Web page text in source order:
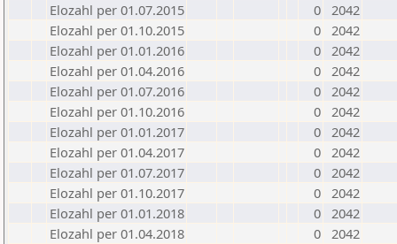
Elozahl per 01.07.2015
0 2042
Elozahl per 01.10.2015
0 2042
Elozahl per 01.01.2016
0 2042
Elozahl per 01.04.2016
0 2042
Elozahl per 01.07.2016
0 2042
Elozahl per 01.10.2016
0 2042
Elozahl per 01.01.2017
0 2042
Elozahl per 01.04.2017
0 2042
Elozahl per 01.07.2017
0 2042
Elozahl per 01.10.2017
0 2042
Elozahl per 01.01.2018
0 2042
Elozahl per 01.04.2018
0 2042